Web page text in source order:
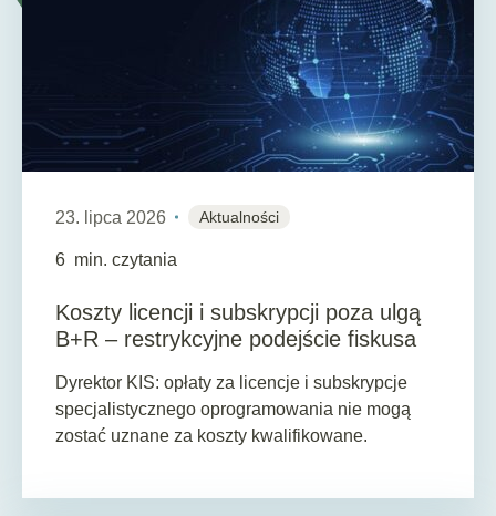
23. lipca 2026 Aktualności
6 min. czytania
Koszty licencji i subskrypcji poza ulgą
B+R – restrykcyjne podejście fiskusa
Dyrektor KIS: opłaty za licencje i subskrypcje
specjalistycznego oprogramowania nie mogą
zostać uznane za koszty kwalifikowane.